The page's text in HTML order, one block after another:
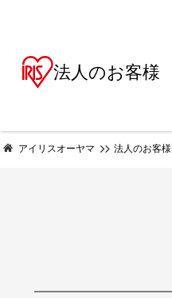
法人のお客様
アイリスオーヤマ 法人のお客様